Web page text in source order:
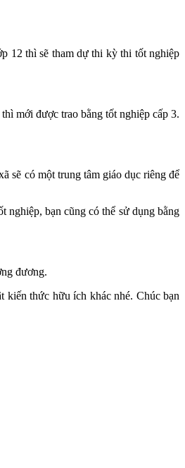
12 thì sẽ tham dự thi kỳ thi tốt nghiệp
mới được trao bằng tốt nghiệp cấp 3.
sẽ có một trung tâm giáo dục riêng để
nghiệp, bạn cũng có thể sử dụng bằng
đương.
kiến thức hữu ích khác nhé. Chúc bạn